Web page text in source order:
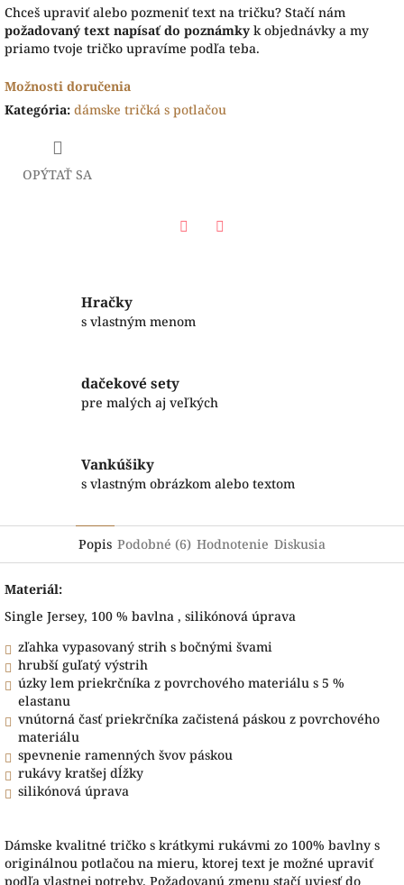
Chceš upraviť alebo pozmeniť text na tričku? Stačí nám
požadovaný text napísať do poznámky k objednávky a my
priamo tvoje tričko upravíme podľa teba.
Možnosti doručenia
Kategória: dámske tričká s potlačou
OPÝTAŤ SA
Hračky
s vlastným menom
dačekové sety
pre malých aj veľkých
Vankúšiky
s vlastným obrázkom alebo textom
Popis Podobné (6) Hodnotenie Diskusia
Materiál:
Single Jersey, 100 % bavlna , silikónová úprava
zľahka vypasovaný strih s bočnými švami
hrubší guľatý výstrih
úzky lem priekrčníka z povrchového materiálu s 5 %
elastanu
vnútorná časť priekrčníka začistená páskou z povrchového
materiálu
spevnenie ramenných švov páskou
rukávy kratšej dĺžky
silikónová úprava
Dámske kvalitné tričko s krátkymi rukávmi zo 100% bavlny s
originálnou potlačou na mieru, ktorej text je možné upraviť
podľa vlastnej potreby. Požadovanú zmenu stačí uviesť do